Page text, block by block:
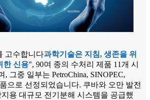
고수합니다과학기술은 지침, 생존을 위
한 신용", 90여 종의 수처리 제품 11개 시
, 그중 일부는 PetroChina, SINOPEC,
으로 선정되었습니다. 쿠바와 오만 발전
용 대규모 전기분해 시스템을 공급했